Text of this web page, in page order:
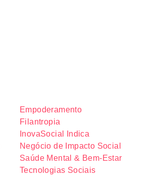
Empoderamento
Filantropia
InovaSocial Indica
Negócio de Impacto Social
Saúde Mental & Bem-Estar
Tecnologias Sociais